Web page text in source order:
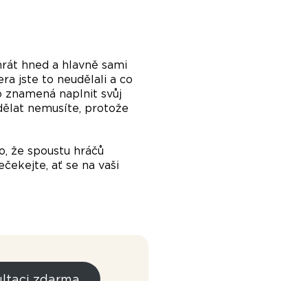
hned a hlavně sami
jste to neudělali a co
naplnit svůj
nemusíte, protože
že spoustu hráčů
ať se na vaši